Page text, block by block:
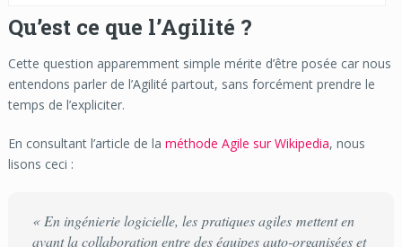
Qu’est ce que l’Agilité ?
Cette question apparemment simple mérite d’être posée car nous
entendons parler de l’Agilité partout, sans forcément prendre le
temps de l’expliciter.
En consultant l’article de la méthode Agile sur Wikipedia, nous
lisons ceci :
« En ingénierie logicielle, les pratiques agiles mettent en
avant la collaboration entre des équipes auto-organisées et